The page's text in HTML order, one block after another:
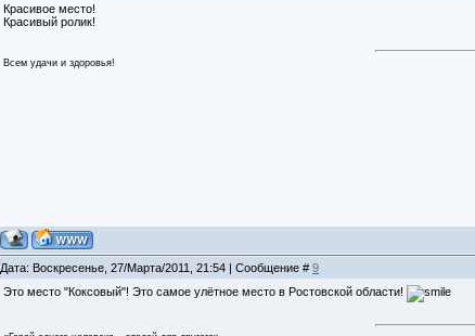
Красивое место!
Красивый ролик!
Всем удачи и здоровья!
Дата: Воскресенье, 27/Марта/2011, 21:54 | Сообщение # 9
Это место "Коксовый"! Это самое улётное место в Ростовской области!